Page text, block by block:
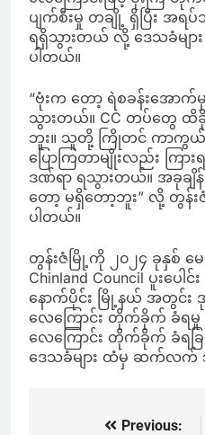
ပျက်စီးမှု တချို့ ရှိပြီး အရ
ရရှိသွားတယ် လို့ ဒေသခံများ
ပါတယ်။
“ဗုံးက တော့ ရဲစခန်းအော
သွားတယ်။ CC တပ်တွေ ထိခို
ဘူး။ သူတို့ ကြိုတင် ကာကွယ်
ပြောကြတာမျိုးလည်း ကြ
ဒဏ်ရာ ရသွားတယ်။ အခုချိ
တော့ မရှိတော့ဘူး” လို့ တွန်း
ပါတယ်။
တွန်းဇံမြို့ကို ၂၀၂၄ ခုနှစ်
Chinland Council ပူးပေ
နောက်ပိုင်း မြို့နယ် အတွင်း
လေကြောင်း တိုက်ခိုက် ခံရမှု
လေကြောင်း တိုက်ခိုက် ခံရခ
ဒေသခံများ ထံမှ ဆက်လက်
Previous: